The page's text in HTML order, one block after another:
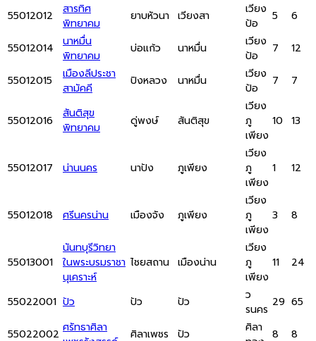
55012012
สารทิศ
พิทยาคม
ยาบหัวนา เวียงสา
เวียง
ป้อ
5 6
55012014
นาหมื่น
พิทยาคม
บ่อแก้ว นาหมื่น
เวียง
ป้อ
7 12
55012015
เมืองลีประชา
สามัคคี
ปิงหลวง นาหมื่น
เวียง
ป้อ
7 7
55012016
สันติสุข
พิทยาคม
ดู่พงษ์ สันติสุข
เวียง
ภู
เพียง
10 13
55012017 น่านนคร นาปัง ภูเพียง
เวียง
ภู
เพียง
1 12
55012018 ศรีนครน่าน เมืองจัง ภูเพียง
เวียง
ภู
เพียง
3 8
55013001
นันทบุรีวิทยา
ในพระบรมราชา
นุเคราะห์
ไชยสถาน เมืองน่าน
เวียง
ภู
เพียง
11 24
55022001 ปัว ปัว ปัว
ว
รนคร
29 65
55022002 ศรัทธาศิลา
ศิลาเพชร ปัว
ศิลา
8 8